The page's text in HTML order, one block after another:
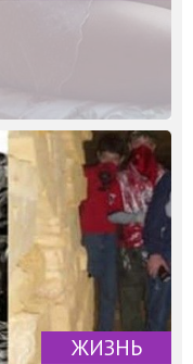
ЖИЗНЬ